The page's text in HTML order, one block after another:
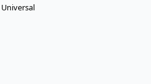
Universal